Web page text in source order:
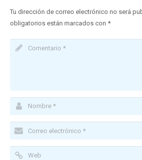
Tu dirección de correo electrónico no será
obligatorios están marcados con *